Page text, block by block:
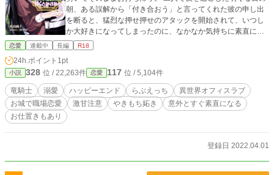
朝、ある誤解から「付き合おう」と言ってくれた彼の申し出
を断ると、猛烈な押せ押せのアタックを開始されて、いつし
か大好きになってしまったのに、なかなか気持ちに素直にな
れない。 やっとそんな二人が良い感じになった時、ゴトフリ
は……。 素直じゃない泣き虫の女の子が可愛い顔して狙った
獲物は逃がさない竜騎士と付き合う一歩手前でもだもだして
いたら、いつの間にか外堀全部埋められてぐずぐずに溺愛さ
れて幸せになる話。 ※R18要素は当作者比多め。(★つけてま
す) ※ 「ひとりぼっちの花娘は檻の中の竜騎士に恋願う」と
同じ世界観ですが、ストーリーは全く被りません。別物で
恋愛 連載中 長編 R18
24h.ポイント 1pt
小説 328 位 / 22,263件 恋愛 117 位 / 5,104件
竜騎士 溺愛 ハッピーエンド らぶえっち
異世界オフィスラブ
お城で職場恋愛
激甘注意 やきもち妬き
意外とすぐ素直になる
お仕置きもあり
登録日 2022.04.01